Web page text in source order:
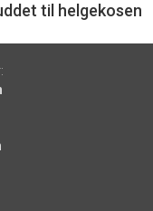
til helgekosen